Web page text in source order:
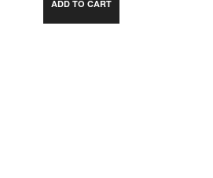
ADD TO CART